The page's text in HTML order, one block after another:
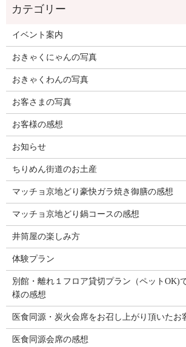
イベント案内
おきゃくにゃんの写真
おきゃくわんの写真
お客さまの写真
お客様の感想
お知らせ
ちりめん街道のお土産
マッチョ京地どり豪快ガラ焼き御膳の感想
マッチョ京地どり鍋コースの感想
井筒屋の楽しみ方
体験プラン
別館・離れ１フロア貸切プラン（ペットOK)
様の感想
医食同源・炭火会席をお召し上がり頂いたお
医食同源会席の感想